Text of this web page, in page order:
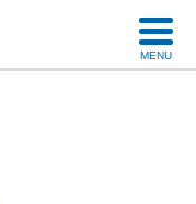
MENU